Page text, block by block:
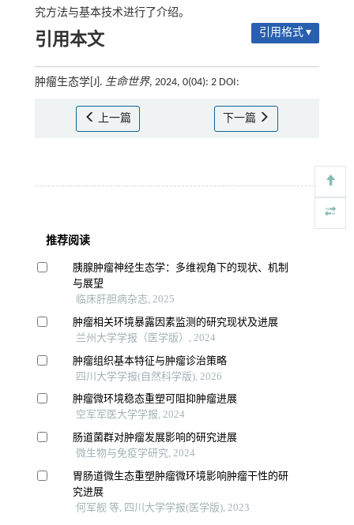
究方法与基本技术进行了介绍。
引用本文 引用格式 ▾
肿瘤生态学[J]. 生命世界, 2024, 0(04): 2 DOI:
上一篇 下一篇